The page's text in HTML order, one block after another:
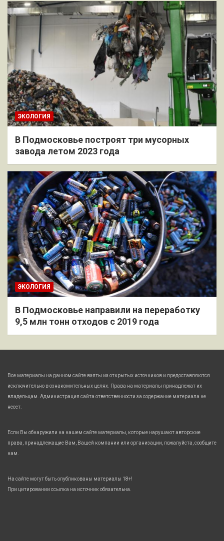
ЭКОЛОГИЯ
В Подмосковье построят три мусорных
завода летом 2023 года
ЭКОЛОГИЯ
В Подмосковье направили на переработку
9,5 млн тонн отходов с 2019 года
Все материалы на данном сайте взяты из открытых источников и предоставляются
исключительно в ознакомительных целях. Права на материалы принадлежат их
владельцам. Администрация сайта ответственности за содержание материала не
несет.
Если Вы обнаружили на нашем сайте материалы, которые нарушают авторские
права, принадлежащие Вам, Вашей компании или организации, пожалуйста, сообщите
нам.
На сайте могут быть опубликованы материалы 18+!
При цитировании ссылка на источник обязательна.